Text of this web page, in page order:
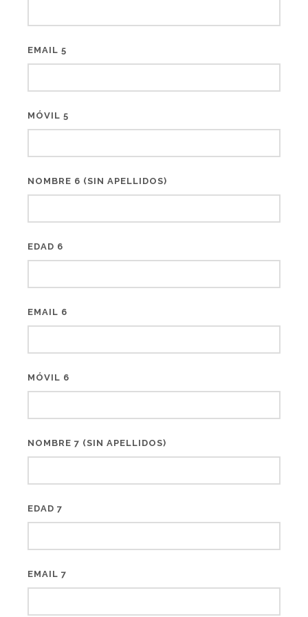
EMAIL 5
MÓVIL 5
NOMBRE 6 (SIN APELLIDOS)
EDAD 6
EMAIL 6
MÓVIL 6
NOMBRE 7 (SIN APELLIDOS)
EDAD 7
EMAIL 7